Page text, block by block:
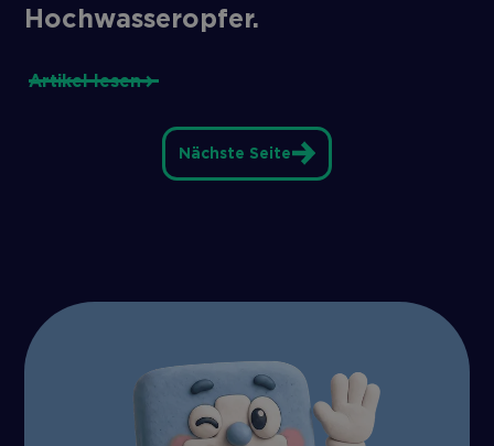
Hochwasseropfer.
Artikel lesen
Nächste Seite